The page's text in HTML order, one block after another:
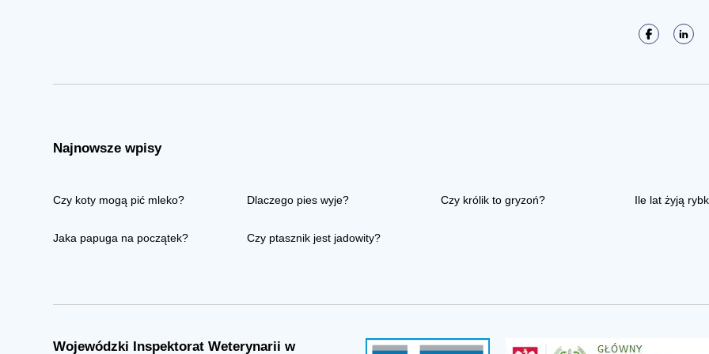
Najnowsze wpisy
Czy koty mogą pić mleko? Dlaczego pies wyje? Czy królik to gryzoń? Ile lat żyją
Jaka papuga na początek? Czy ptasznik jest jadowity?
Wojewódzki Inspektorat Weterynarii w